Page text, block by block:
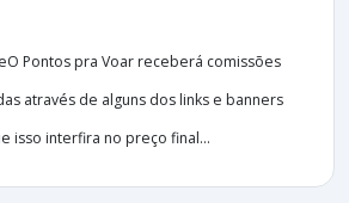
Pontos pra Voar receberá comissões
através de alguns dos links e banners
isso interfira no preço final...